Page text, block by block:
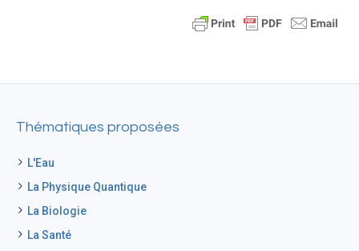
Thématiques proposées
L'Eau
La Physique Quantique
La Biologie
La Santé